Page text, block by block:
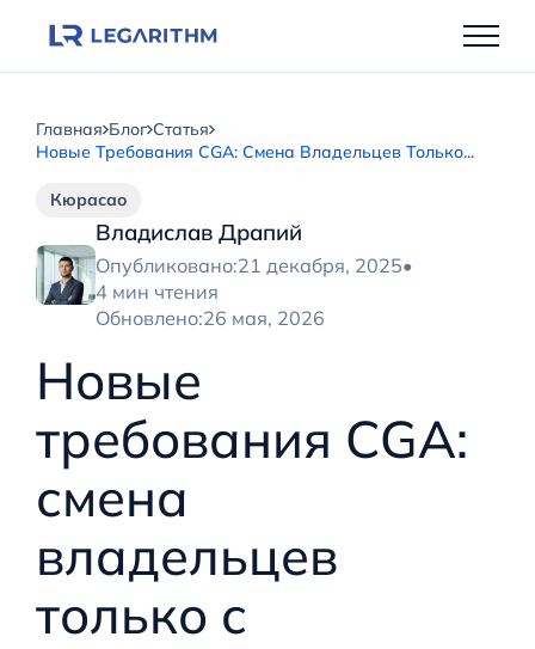
Главная Блог Статья
Новые Требования CGA: Смена Владельцев Только...
Новые
требования CGA:
смена
владельцев
только с
Владислав Драпий
Опубликовано:21 декабря, 2025•
4 мин чтения
Обновлено:26 мая, 2026
Кюрасао